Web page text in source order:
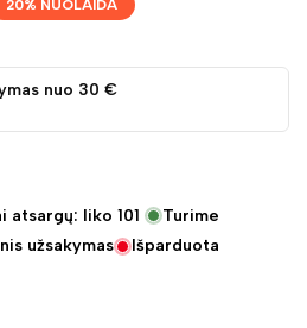
20% NUOLAIDA
nuo 30 €
atsargų: liko 101
Turime
užsakymas Išparduota